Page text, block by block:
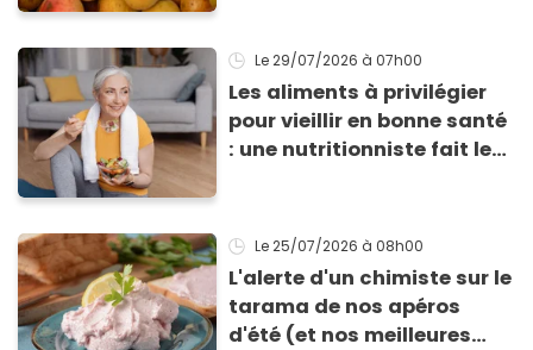
Le 29/07/2026 à 07h00
Les aliments à privilégier
pour vieillir en bonne santé
: une nutritionniste fait le
Le 25/07/2026 à 08h00
L'alerte d'un chimiste sur le
tarama de nos apéros
d'été (et nos meilleures